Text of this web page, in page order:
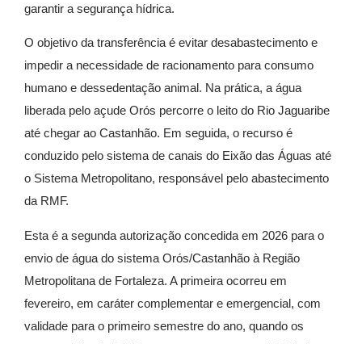
garantir a segurança hídrica.
O objetivo da transferência é evitar desabastecimento e
impedir a necessidade de racionamento para consumo
humano e dessedentação animal. Na prática, a água
liberada pelo açude Orós percorre o leito do Rio Jaguaribe
até chegar ao Castanhão. Em seguida, o recurso é
conduzido pelo sistema de canais do Eixão das Águas até
o Sistema Metropolitano, responsável pelo abastecimento
da RMF.
Esta é a segunda autorização concedida em 2026 para o
envio de água do sistema Orós/Castanhão à Região
Metropolitana de Fortaleza. A primeira ocorreu em
fevereiro, em caráter complementar e emergencial, com
validade para o primeiro semestre do ano, quando os